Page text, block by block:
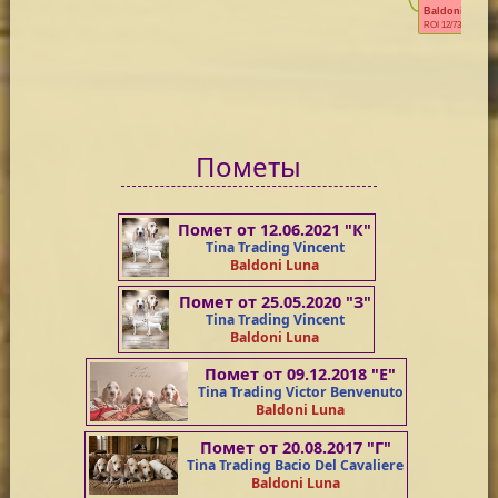
Baldoni Hula
ROI 12/73475
Пометы
Помет от 12.06.2021 "К"
Tina Trading Vincent
Baldoni Luna
Помет от 25.05.2020 "З"
Tina Trading Vincent
Baldoni Luna
Помет от 09.12.2018 "Е"
Tina Trading Victor Benvenuto
Baldoni Luna
Помет от 20.08.2017 "Г"
Tina Trading Bacio Del Cavaliere
Baldoni Luna